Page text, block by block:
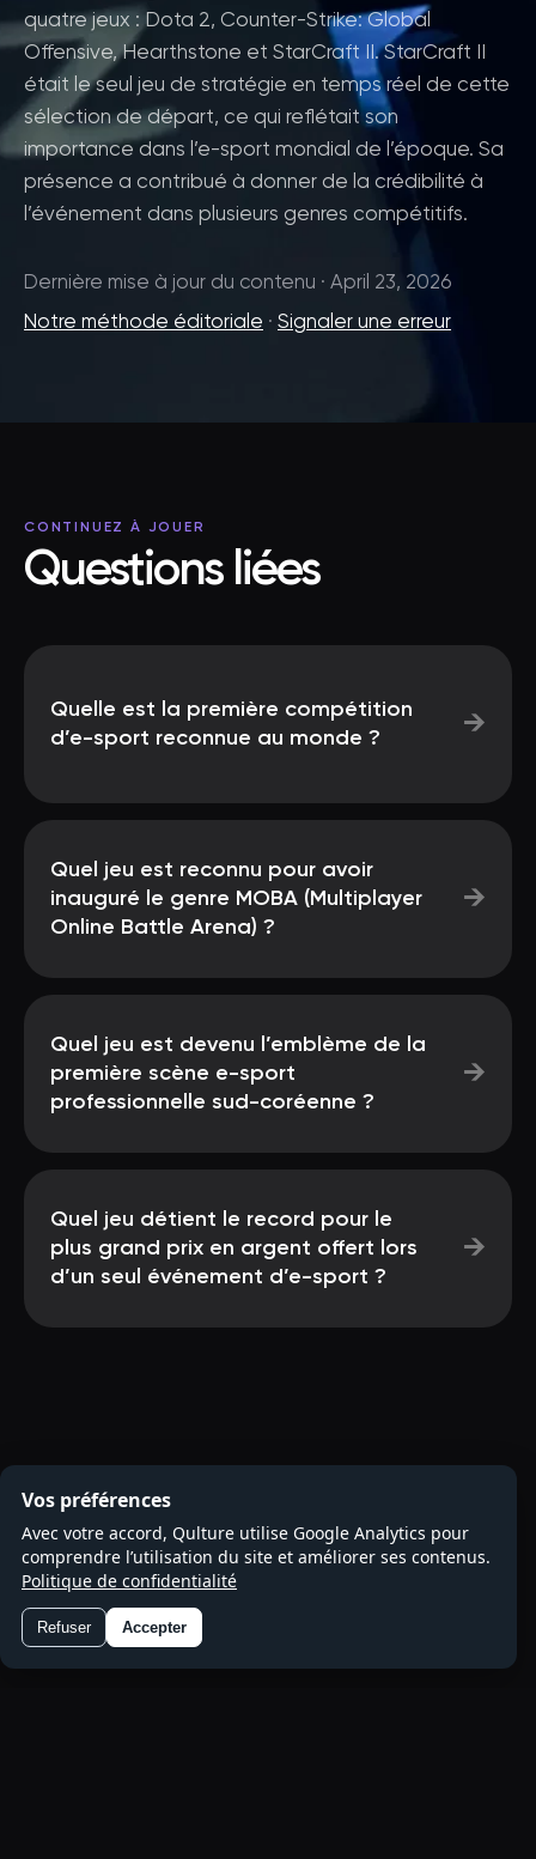
quatre jeux : Dota 2, Counter-Strike: Global
Offensive, Hearthstone et StarCraft II. StarCraft II
était le seul jeu de stratégie en temps réel de cette
sélection de départ, ce qui reflétait son
importance dans l’e-sport mondial de l’époque. Sa
présence a contribué à donner de la crédibilité à
l’événement dans plusieurs genres compétitifs.
Dernière mise à jour du contenu · April 23, 2026
Notre méthode éditoriale · Signaler une erreur
CONTINUEZ À JOUER
Questions liées
Quelle est la première compétition
d’e-sport reconnue au monde ?
→
Quel jeu est reconnu pour avoir
inauguré le genre MOBA (Multiplayer
Online Battle Arena) ?
→
Quel jeu est devenu l’emblème de la
première scène e-sport
professionnelle sud-coréenne ?
→
Quel jeu détient le record pour le
plus grand prix en argent offert lors
d’un seul événement d’e-sport ?
→
Vos préférences
Avec votre accord, Qulture utilise Google Analytics pour
comprendre l’utilisation du site et améliorer ses contenus.
Politique de confidentialité
Refuser Accepter